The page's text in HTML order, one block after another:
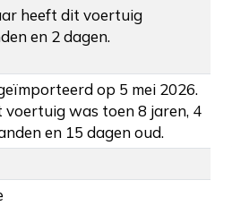
heeft dit voertuig
en 2 dagen.
op 5 mei 2026.
voertuig was toen 8 jaren, 4
en 15 dagen oud.